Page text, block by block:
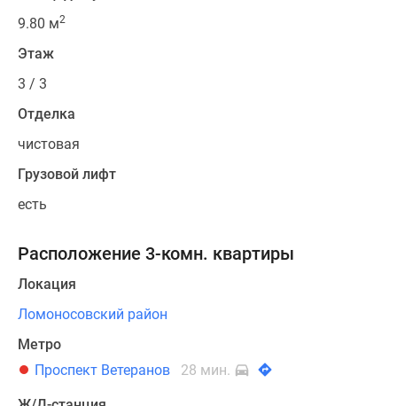
коттеджи
Коттеджные
Санкт-
Коттеджные
поселки
Ленинградской
Готовые
коттеджные
Строящиеся
коттеджные
поселки
9.80 м2
Этаж
3 / 3
Отделка
чистовая
Грузовой лифт
есть
Расположение 3-комн. квартиры
Локация
Ломоносовский район
Метро
Проспект Ветеранов
28 мин.